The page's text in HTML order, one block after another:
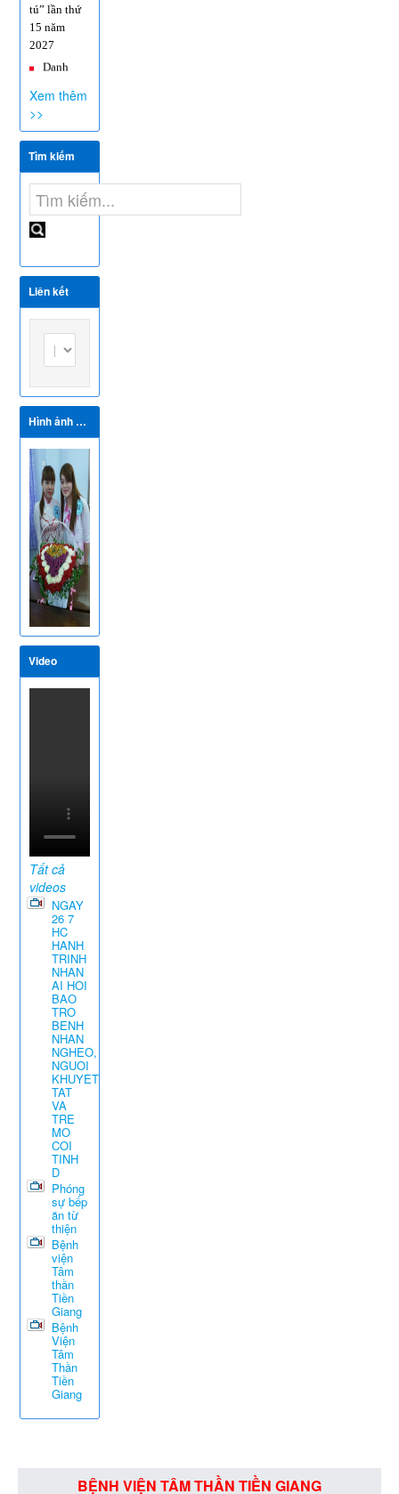
15 năm
2027
sách người
thực hành
Thơ mời
dịch vụ tư
vấn lập E-
HSMT và
đánh giá E-
Thông
báo Danh
sách cơ sở y
tế đủ điều
kiện xác
định tình
nghiện ma
túy
Xem thêm
>>
Tìm kiếm
Liên kết
Hình ảnh hoạt động
Video
Tất cả
videos
NGAY
26 7
HC
HANH
TRINH
NHAN
AI HOI
BAO
TRO
BENH
NHAN
NGHEO,
NGUOI
KHUYET
TAT
VA
TRE
MO
COI
TINH
D
Phóng
sự bếp
ăn từ
thiện
Bệnh
viện
Tâm
thần
Tiền
Giang
Bệnh
Viện
Tâm
Thần
Tiền
Giang
BỆNH VIỆN TÂM THẦN TIỀN GIANG